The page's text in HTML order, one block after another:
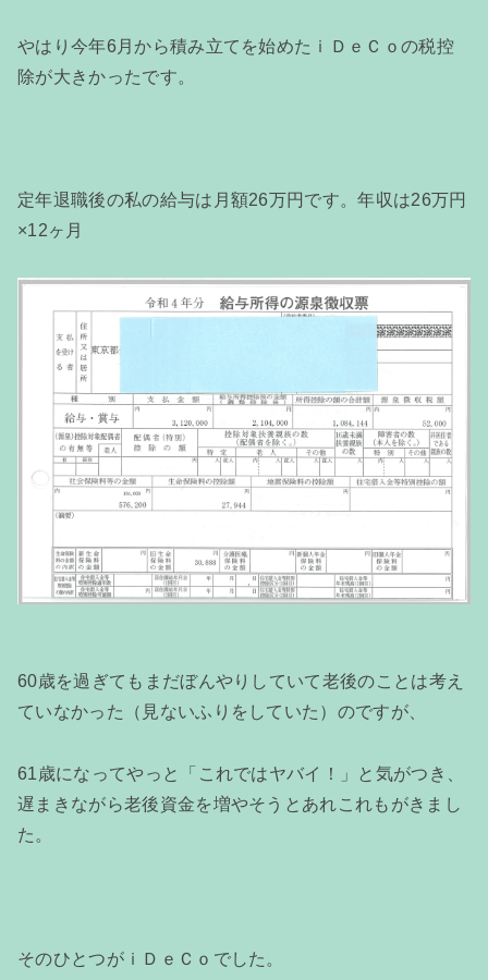
やはり今年6月から積み立てを始めたｉＤｅＣｏの税控
除が大きかったです。
定年退職後の私の給与は月額26万円です。年収は26万円
×12ヶ月
60歳を過ぎてもまだぼんやりしていて老後のことは考え
ていなかった（見ないふりをしていた）のですが、
61歳になってやっと「これではヤバイ！」と気がつき、
遅まきながら老後資金を増やそうとあれこれもがきまし
た。
そのひとつがｉＤｅＣｏでした。